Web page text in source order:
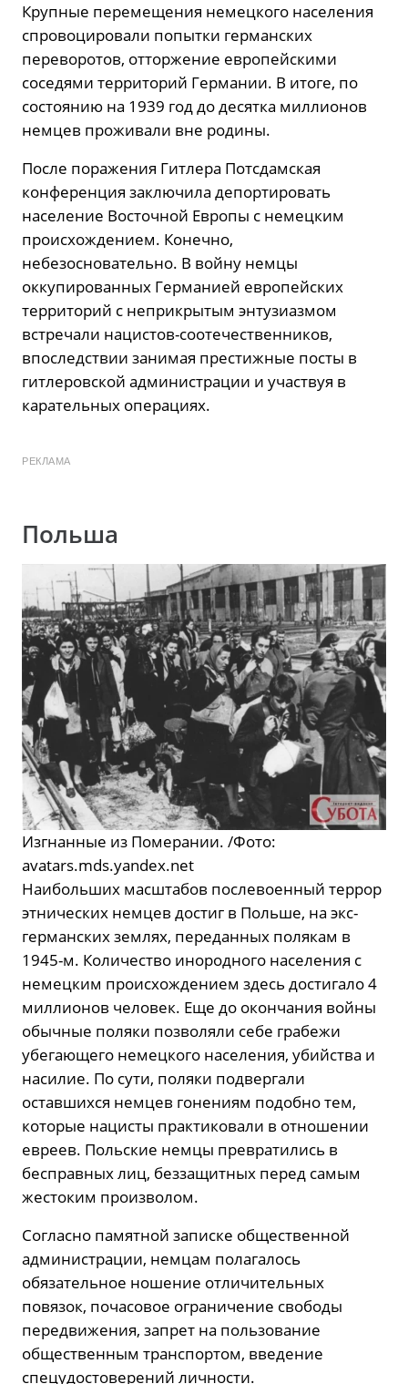
Крупные перемещения немецкого населения
спровоцировали попытки германских
переворотов, отторжение европейскими
соседями территорий Германии. В итоге, по
состоянию на 1939 год до десятка миллионов
немцев проживали вне родины.
После поражения Гитлера Потсдамская
конференция заключила депортировать
население Восточной Европы с немецким
происхождением. Конечно,
небезосновательно. В войну немцы
оккупированных Германией европейских
территорий с неприкрытым энтузиазмом
встречали нацистов-соотечественников,
впоследствии занимая престижные посты в
гитлеровской администрации и участвуя в
карательных операциях.
РЕКЛАМА
Польша
Изгнанные из Померании. /Фото:
avatars.mds.yandex.net
Наибольших масштабов послевоенный террор
этнических немцев достиг в Польше, на экс-
германских землях, переданных полякам в
1945-м. Количество инородного населения с
немецким происхождением здесь достигало 4
миллионов человек. Еще до окончания войны
обычные поляки позволяли себе грабежи
убегающего немецкого населения, убийства и
насилие. По сути, поляки подвергали
оставшихся немцев гонениям подобно тем,
которые нацисты практиковали в отношении
евреев. Польские немцы превратились в
бесправных лиц, беззащитных перед самым
жестоким произволом.
Согласно памятной записке общественной
администрации, немцам полагалось
обязательное ношение отличительных
повязок, почасовое ограничение свободы
передвижения, запрет на пользование
общественным транспортом, введение
спецудостоверений личности.